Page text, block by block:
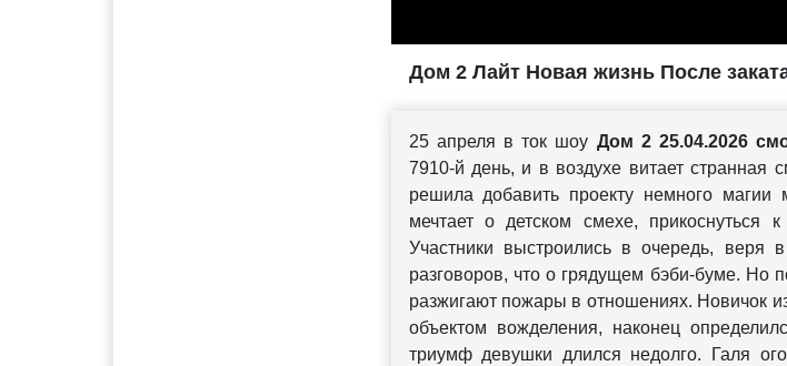
Дом 2 Лайт Новая жизнь После
25 апреля в ток шоу Дом 2 25.04.2026
7910-й день, и в воздухе витает странная
решила добавить проекту немного
мечтает о детском смехе, прикоснуться
Участники выстроились в очередь, веря
разговоров, что о грядущем бэби-буме. Но
разжигают пожары в отношениях. Новичок
объектом вожделения, наконец
триумф девушки длился недолго. Галя